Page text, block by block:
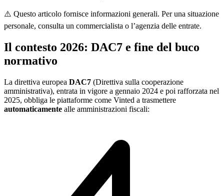
⚠️ Questo articolo fornisce informazioni generali. Per una situazione
personale, consulta un commercialista o l’agenzia delle entrate.
Il contesto 2026: DAC7 e fine del buco
normativo
La direttiva europea DAC7 (Direttiva sulla cooperazione
amministrativa), entrata in vigore a gennaio 2024 e poi rafforzata nel
2025, obbliga le piattaforme come Vinted a trasmettere
automaticamente alle amministrazioni fiscali: